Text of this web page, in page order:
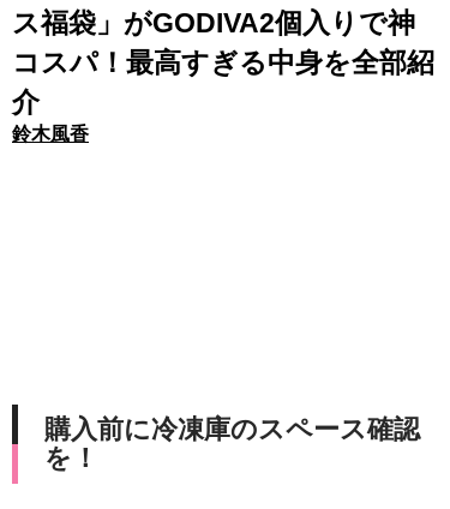
ス福袋」がGODIVA2個入りで神
コスパ！最高すぎる中身を全部紹
介
鈴木風香
購入前に冷凍庫のスペース確認
を！